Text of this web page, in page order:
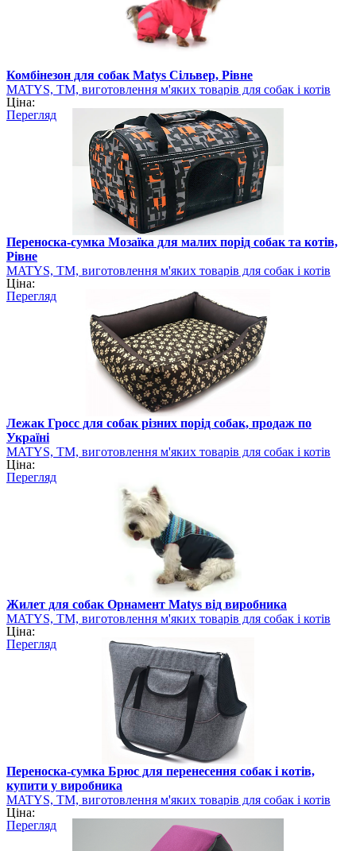
Комбінезон для собак Matys Сільвер, Рівне
MATYS, ТМ, виготовлення м'яких товарів для собак і котів
Ціна:
Перегляд
Переноска-сумка Мозаїка для малих порід собак та котів,
Рівне
MATYS, ТМ, виготовлення м'яких товарів для собак і котів
Ціна:
Перегляд
Лежак Гросс для собак різних порід собак, продаж по
Україні
MATYS, ТМ, виготовлення м'яких товарів для собак і котів
Ціна:
Перегляд
Жилет для собак Орнамент Matys від виробника
MATYS, ТМ, виготовлення м'яких товарів для собак і котів
Ціна:
Перегляд
Переноска-сумка Брюс для перенесення собак і котів,
купити у виробника
MATYS, ТМ, виготовлення м'яких товарів для собак і котів
Ціна:
Перегляд